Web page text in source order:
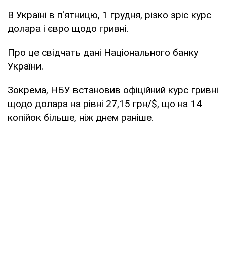
В Україні в п'ятницю, 1 грудня, різко зріс курс
долара і євро щодо гривні.
Про це свідчать дані Національного банку
України.
Зокрема, НБУ встановив офіційний курс гривні
щодо долара на рівні 27,15 грн/$, що на 14
копійок більше, ніж днем ​​раніше.